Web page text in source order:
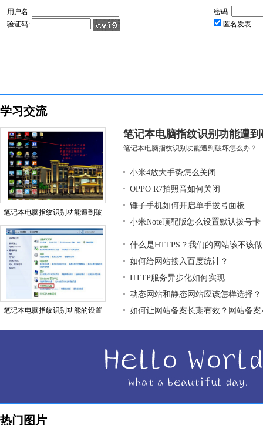
用户名:
密码:
验证码:
匿名发表
学习交流
笔记本电脑指纹识别功能遭到破
笔记本电脑指纹识别功能的设置
笔记本电脑指纹识别功能遭
笔记本电脑指纹识别功能遭到破坏怎么办？...
小米4放大手势怎么关闭
OPPO R7拍照音如何关闭
锤子手机如何开启单手拨号面板
小米Note顶配版怎么设置默认拨号卡
什么是HTTPS？我们的网站该不该
如何给网站接入百度统计？
HTTP服务异步化如何实现
动态网站和静态网站应该怎样选择？
如何让网站备案长期有效？网站备
热门图片